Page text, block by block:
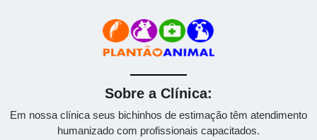
Sobre a Clínica:
Em nossa clínica seus bichinhos de estimação têm atendimento
humanizado com profissionais capacitados.